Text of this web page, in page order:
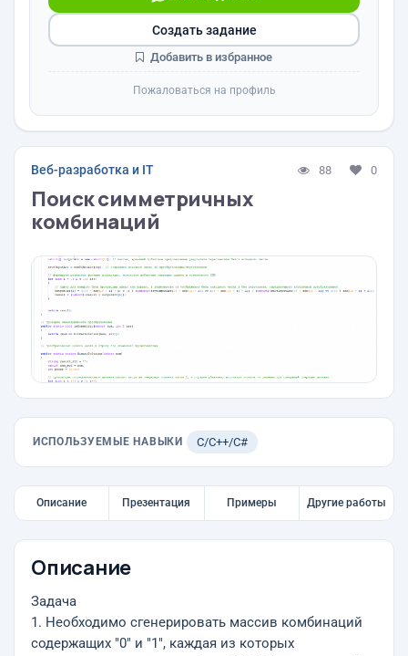
Создать задание
Добавить в избранное
Пожаловаться на профиль
Веб-разработка и IT 88 0
Поиск симметричных
комбинаций
ИСПОЛЬЗУЕМЫЕ НАВЫКИ C/C++/C#
Описание Презентация Примеры Другие работы
Описание
Задача
1. Необходимо сгенерировать массив комбинаций
содержащих "0" и "1", каждая из которых